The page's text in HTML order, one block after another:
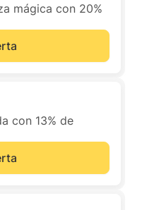
mágica con 20%
con 13% de